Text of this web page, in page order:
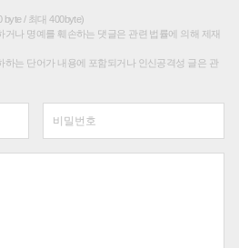
/ 최대 400byte)
나 명예를 훼손하는 댓글은 관련 법률에 의해 제재
하는 단어가 내용에 포함되거나 인신공격성 글은 관